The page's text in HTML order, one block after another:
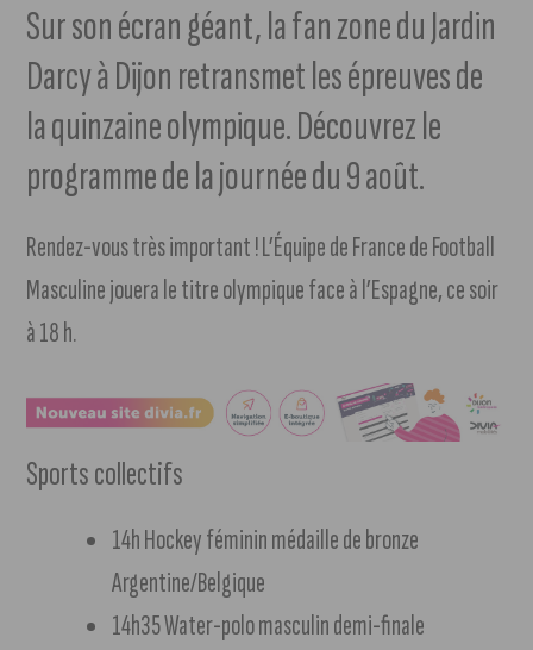
Sur son écran géant, la fan zone du Jardin
Darcy à Dijon retransmet les épreuves de
la quinzaine olympique. Découvrez le
programme de la journée du 9 août.
Rendez-vous très important ! L’Équipe de France de Football
Masculine jouera le titre olympique face à l’Espagne, ce soir
à 18 h.
Sports collectifs
14h Hockey féminin médaille de bronze
Argentine/Belgique
14h35 Water-polo masculin demi-finale